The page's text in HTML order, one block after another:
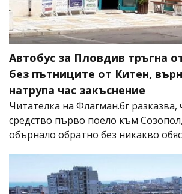
Автобус за Пловдив тръгна
без пътниците от Китен,
натрупа час закъснение
Читателка на Флагман.бг разказва,
средство първо поело към
обърнало обратно без никакво